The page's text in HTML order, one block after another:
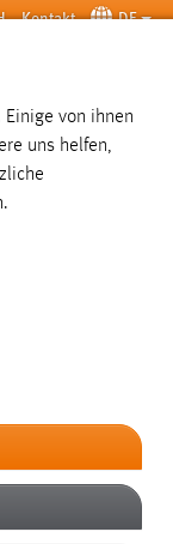
Kontakt DE
SUCHE
von ihnen
uns helfen,